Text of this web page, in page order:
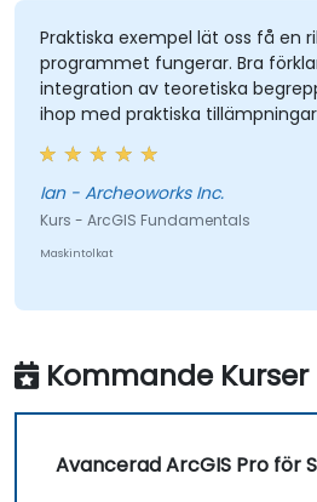
Praktiska exempel lät oss få en
programmet fungerar. Bra
integration av teoretiska
ihop med praktiska
Ian - Archeoworks Inc.
Kurs - ArcGIS Fundamentals
Maskintolkat
Kommande Kurser
Avancerad ArcGIS Pro för